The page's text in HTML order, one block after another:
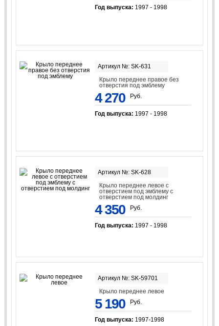
Год выпуска: 1997 - 1998
Артикул №: SK-631
Крыло переднее правое без
отверстия под эмблему
4 270 Руб.
Год выпуска: 1997 - 1998
Артикул №: SK-628
Крыло переднее левое с
отверстием под эмблему с
отверстием под молдинг
4 350 Руб.
Год выпуска: 1997 - 1998
Артикул №: SK-59701
Крыло переднее левое
5 190 Руб.
Год выпуска: 1997-1998